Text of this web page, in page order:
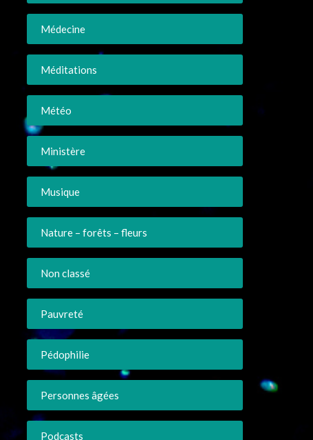
Médecine
Méditations
Météo
Ministère
Musique
Nature – forêts – fleurs
Non classé
Pauvreté
Pédophilie
Personnes âgées
Podcasts